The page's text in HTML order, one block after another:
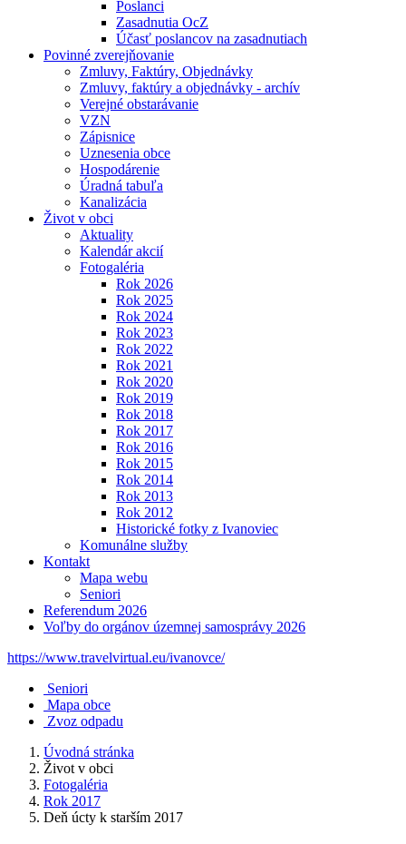
Poslanci
Zasadnutia OcZ
Účasť poslancov na zasadnutiach
Povinné zverejňovanie
Zmluvy, Faktúry, Objednávky
Zmluvy, faktúry a objednávky - archív
Verejné obstarávanie
VZN
Zápisnice
Uznesenia obce
Hospodárenie
Úradná tabuľa
Kanalizácia
Život v obci
Aktuality
Kalendár akcií
Fotogaléria
Rok 2026
Rok 2025
Rok 2024
Rok 2023
Rok 2022
Rok 2021
Rok 2020
Rok 2019
Rok 2018
Rok 2017
Rok 2016
Rok 2015
Rok 2014
Rok 2013
Rok 2012
Historické fotky z Ivanoviec
Komunálne služby
Kontakt
Mapa webu
Seniori
Referendum 2026
Voľby do orgánov územnej samosprávy 2026
https://www.travelvirtual.eu/ivanovce/
Seniori
Mapa obce
Zvoz odpadu
Úvodná stránka
Život v obci
Fotogaléria
Rok 2017
Deň úcty k starším 2017